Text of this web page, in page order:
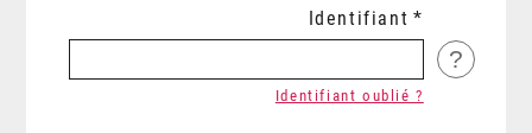
Identifiant
?
Identifiant oublié ?